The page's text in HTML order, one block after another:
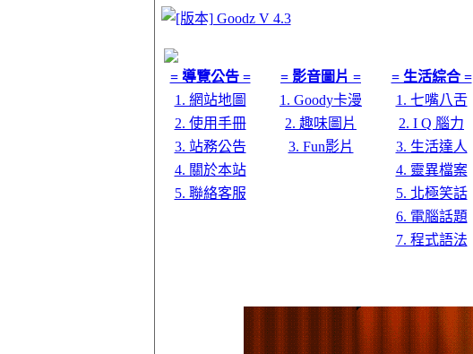
= 導覽公告 = = 影音圖片 = = 生活綜合 =
1. 網站地圖
1. Goody卡漫 1. 七嘴八舌
2. 使用手冊
2. 趣味圖片 2. I Q 腦力
3. 站務公告
3. Fun影片 3. 生活達人
4. 關於本站
4. 靈異檔案
5. 聯絡客服
5. 北極笑話
6. 電腦話題
7. 程式語法